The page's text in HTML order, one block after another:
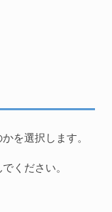
を選択します。
ください。